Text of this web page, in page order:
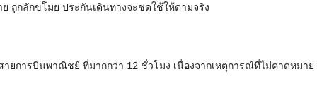
ถูกลักขโมย ประกันเดินทางจะชดใช้ให้ตามจริง
ายการบินพาณิชย์ ที่มากกว่า 12 ชั่วโมง เนื่องจากเหตุการณ์ที่ไม่คาดหม